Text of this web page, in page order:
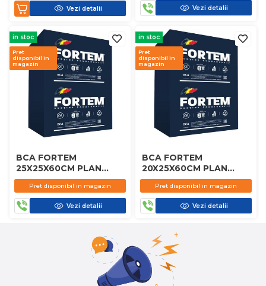
Vezi detalii Vezi detalii
in stoc
Pret
disponibil in
magazin
BCA FORTEM
25X25X60CM PLAN
D450
Pret disponibil in magazin
Vezi detalii
in stoc
Pret
disponibil in
magazin
BCA FORTEM
20X25X60CM PLAN
D450
Pret disponibil in magazin
Vezi detalii